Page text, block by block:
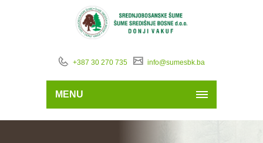
+387 30 270 735 info@sumesbk.ba
MENU